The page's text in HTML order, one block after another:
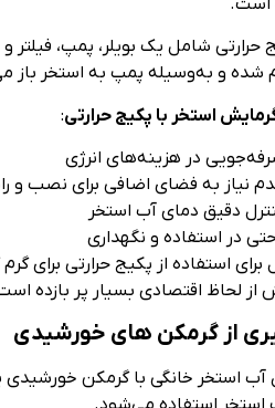
حرارتی شامل یک بویلر، پمپ،
شده و به‌وسیله پمپ به استخر باز
استخر با پکیج حرارتی:
در هزینه‌های انرژی
نیاز به فضای اضافی برای نصب و
دقیق دمای آب استخر
در استفاده و نگهداری
برای استفاده از پکیج حرارتی برای
از لحاظ اقتصادی بسیار پر بازده
از گرمکن های خورشیدی
آب استخر خانگی با گرمکن